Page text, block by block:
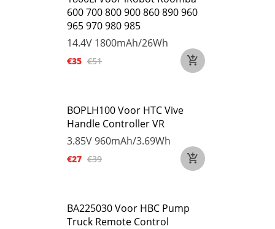
600 700 800 900 860 890 960
965 970 980 985
14.4V 1800mAh/26Wh
€35 €51
BOPLH100 Voor HTC Vive
Handle Controller VR
3.85V960mAh/3.69Wh
€27 €39
BA225030 Voor HBC Pump
Truck Remote Control